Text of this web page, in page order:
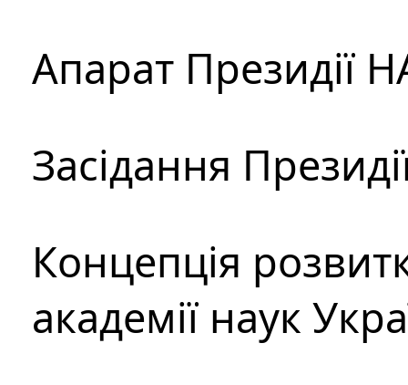
Апарат Президії
Засідання
Концепція
академії наук